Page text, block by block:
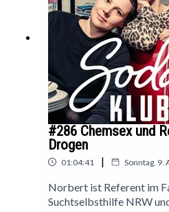
Mia Gatow
Mias Buch: »Rausch und
Mias Newsletter:
Mika Döring
#286 Chemsex und
Drogen
01:04:41 | Sonntag, 9.
Norbert ist Referent im
Suchtselbsthilfe NRW